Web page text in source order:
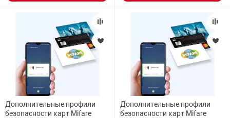
установки
оборудование
управления
Щиты
Дополнительные профили
безопасности карт Mifare
Дополнительные профили
безопасности карт Mifare